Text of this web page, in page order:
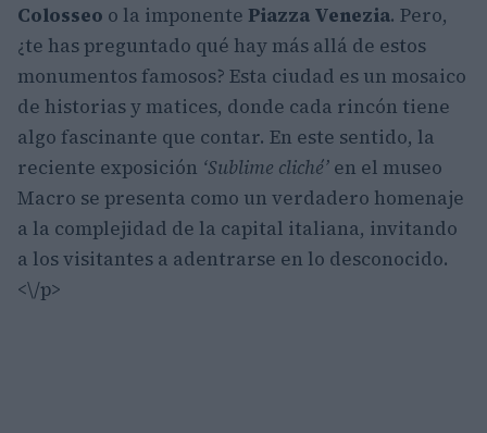
Colosseo o la imponente Piazza Venezia. Pero,
¿te has preguntado qué hay más allá de estos
monumentos famosos? Esta ciudad es un mosaico
de historias y matices, donde cada rincón tiene
algo fascinante que contar. En este sentido, la
reciente exposición ‘Sublime cliché’ en el museo
Macro se presenta como un verdadero homenaje
a la complejidad de la capital italiana, invitando
a los visitantes a adentrarse en lo desconocido.
<\/p>